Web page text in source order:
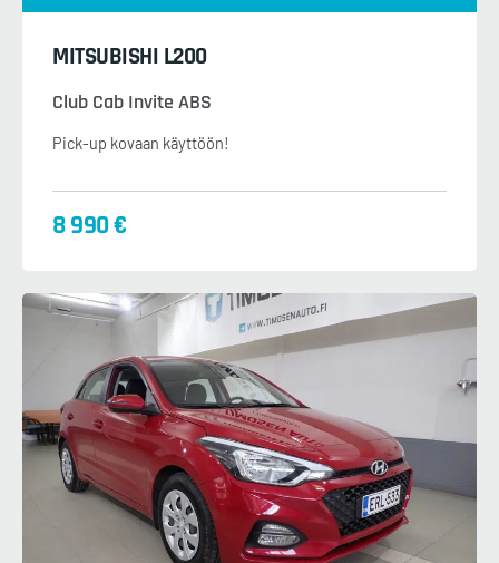
MITSUBISHI L200
Club Cab Invite ABS
Pick-up kovaan käyttöön!
8 990 €